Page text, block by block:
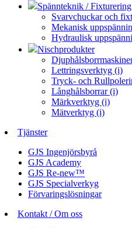
Spännteknik / Fixturering
Svarvchuckar och
Mekanisk
Hydraulisk
Nischprodukter
Lettringsverktyg (i)
Tryck- och
Långhålsborrar (i)
Märkverktyg (i)
Mätverktyg (i)
Tjänster
GJS Ingenjörsbyrå
GJS Academy
GJS Re-new™
GJS Specialverkyg
Förvaringslösningar
Kontakt / Om oss